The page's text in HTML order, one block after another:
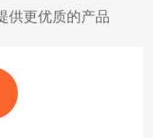
供更优质的产品